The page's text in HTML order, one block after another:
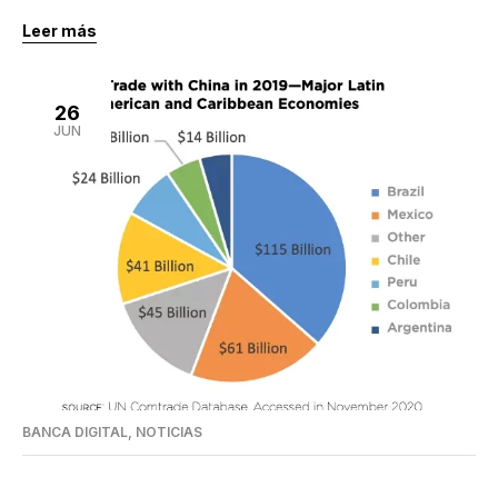
cuánto tiempo tomará ver los efectos y resultados de
estas políticas económicas. La importancia de este
cambio de paradigma económico no puede ser
subestimada, ya que las decisiones implementadas
Leer más
26
JUN
BANCA DIGITAL, NOTICIAS